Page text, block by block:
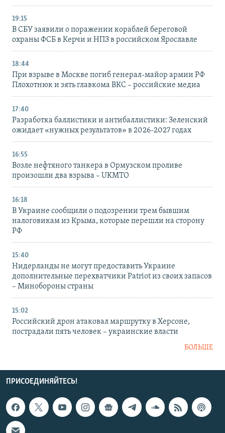
19:15
В СБУ заявили о поражении кораблей береговой
охраны ФСБ в Керчи и НПЗ в российском Ярославле
18:44
При взрыве в Москве погиб генерал-майор армии РФ
Плохотнюк и зять главкома ВКС – российские медиа
17:40
Разработка баллистики и антибаллистики: Зеленский
ожидает «нужных результатов» в 2026-2027 годах
16:55
Возле нефтяного танкера в Ормузском проливе
произошли два взрыва – UKMTO
16:18
В Украине сообщили о подозрении трем бывшим
налоговикам из Крыма, которые перешли на сторону
РФ
15:40
Нидерланды не могут предоставить Украине
дополнительные перехватчики Patriot из своих запасов
– Минобороны страны
15:02
Российский дрон атаковал маршрутку в Херсоне,
пострадали пять человек – украинские власти
БОЛЬШЕ
ПРИСОЕДИНЯЙТЕСЬ!